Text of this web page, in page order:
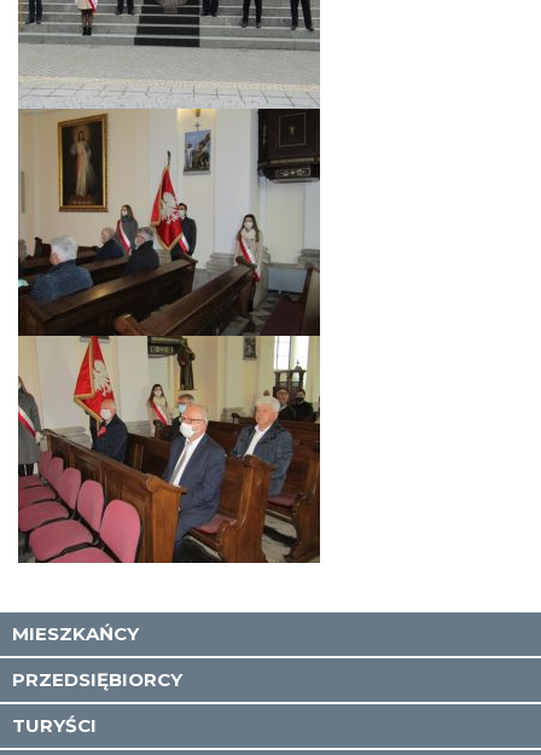
MIESZKAŃCY
PRZEDSIĘBIORCY
TURYŚCI